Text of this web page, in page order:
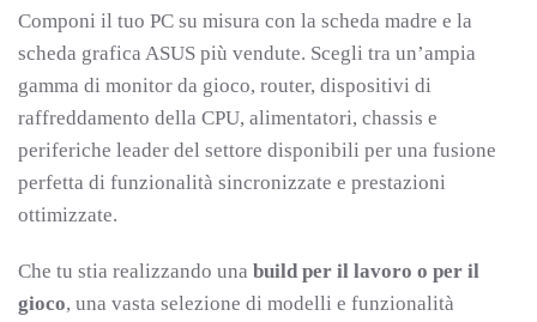
Componi il tuo PC su misura con la scheda madre e la
scheda grafica ASUS più vendute. Scegli tra un’ampia
gamma di monitor da gioco, router, dispositivi di
raffreddamento della CPU, alimentatori, chassis e
periferiche leader del settore disponibili per una fusione
perfetta di funzionalità sincronizzate e prestazioni
ottimizzate.
Che tu stia realizzando una build per il lavoro o per il
gioco, una vasta selezione di modelli e funzionalità